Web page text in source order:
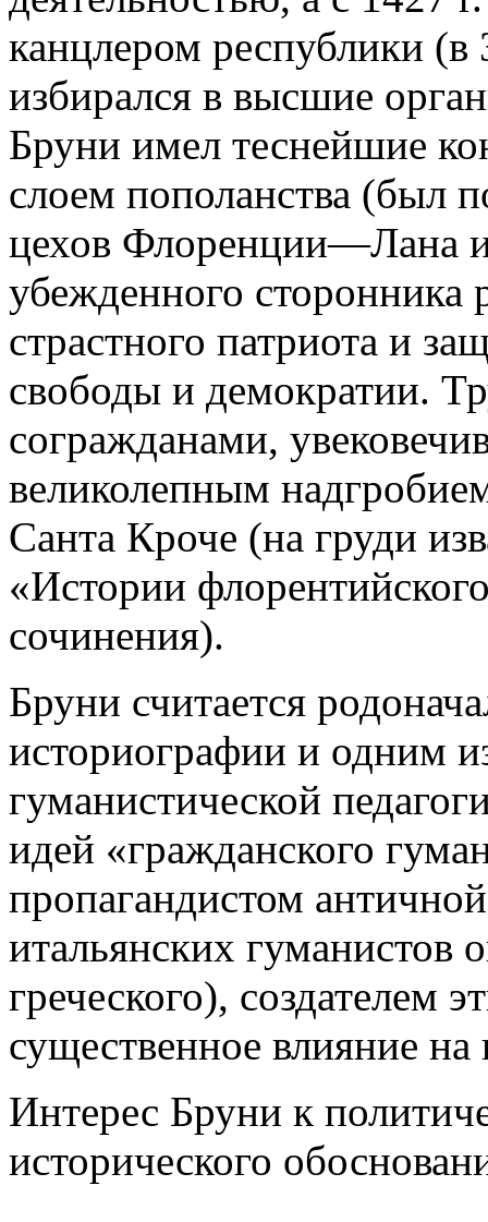
канцлером республики (в
избирался в высшие
Бруни имел теснейшие
слоем пополанства (был
цехов Флоренции—Лана
убежденного сторонника
страстного патриота и
свободы и демократии.
согражданами,
великолепным
Санта Кроче (на груди
«Истории
сочинения).
Бруни считается
историографии и одним
гуманистической
идей «гражданского
пропагандистом
итальянских гуманистов
греческого), создателем
существенное влияние
Интерес Бруни к
исторического